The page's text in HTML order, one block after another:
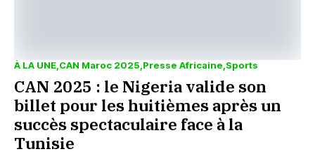
À LA UNE CAN Maroc 2025 Presse Africaine Sports
CAN 2025 : le Nigeria valide son
billet pour les huitièmes après un
succès spectaculaire face à la
Tunisie